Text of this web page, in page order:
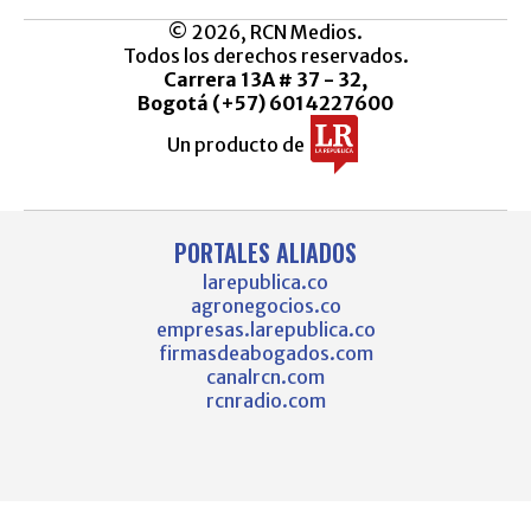
© 2026, RCN Medios.
Todos los derechos reservados.
Carrera 13A # 37 - 32,
Bogotá (+57) 6014227600
Un producto de
PORTALES ALIADOS
larepublica.co
agronegocios.co
empresas.larepublica.co
firmasdeabogados.com
canalrcn.com
rcnradio.com